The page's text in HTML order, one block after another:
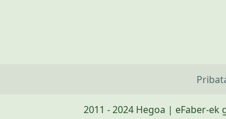
2011 - 2024 Hegoa | eFaber-ek